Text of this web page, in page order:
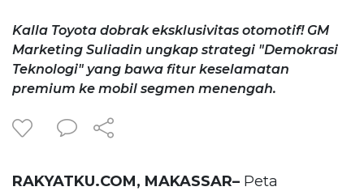
Kalla Toyota dobrak eksklusivitas otomotif! GM
Marketing Suliadin ungkap strategi "Demokrasi
Teknologi" yang bawa fitur keselamatan
premium ke mobil segmen menengah.
RAKYATKU.COM, MAKASSAR– Peta